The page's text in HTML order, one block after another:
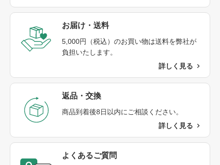
お届け・送料​
5,000円（税込）のお買い物は送料を弊社が
負担いたします。
詳しく見る
返品・交換​
商品到着後8日以内にご相談ください。​
詳しく見る
よくあるご質問​